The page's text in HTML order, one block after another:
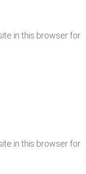
in this browser for
in this browser for